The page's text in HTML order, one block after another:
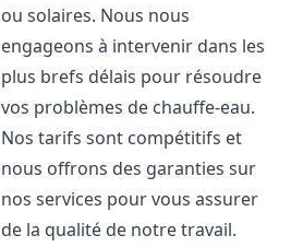
ou solaires. Nous nous
engageons à intervenir dans les
plus brefs délais pour résoudre
vos problèmes de chauffe-eau.
Nos tarifs sont compétitifs et
nous offrons des garanties sur
nos services pour vous assurer
de la qualité de notre travail.